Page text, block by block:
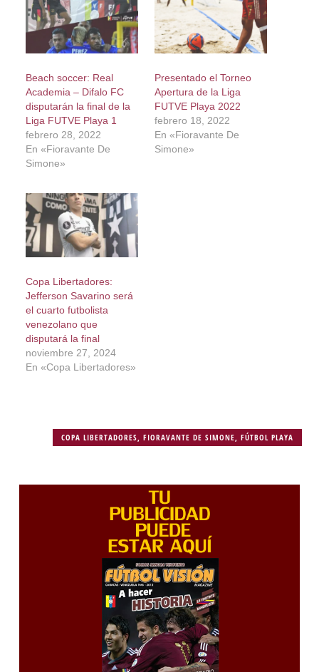
Beach soccer: Real
Academia – Difalo FC
disputarán la final de la
Liga FUTVE Playa 1
febrero 28, 2022
En «Fioravante De
Simone»
Presentado el Torneo
Apertura de la Liga
FUTVE Playa 2022
febrero 18, 2022
En «Fioravante De
Simone»
Copa Libertadores:
Jefferson Savarino será
el cuarto futbolista
venezolano que
disputará la final
noviembre 27, 2024
En «Copa Libertadores»
COPA LIBERTADORES,FIORAVANTE DE SIMONE,FÚTBOL PLAYA